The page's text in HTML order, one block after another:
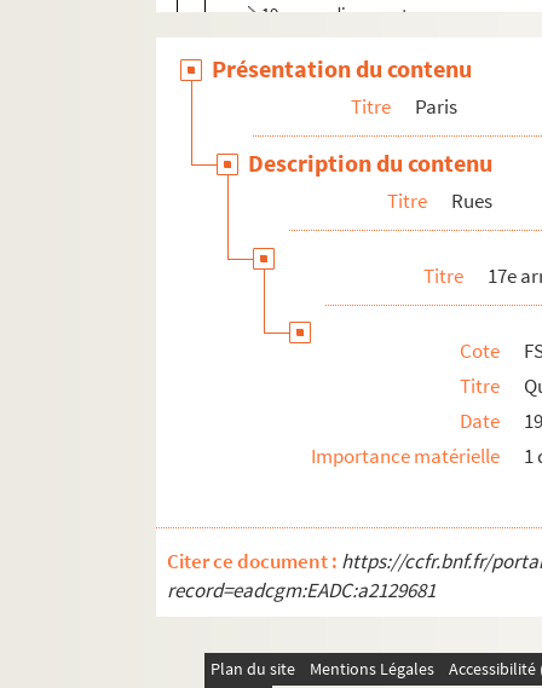
19e arrondissement
Bois, parcs et jardins
La Seine
Lieux officiels et culturels
Équipements sportifs
Vie quotidienne
Présentation du contenu
Titre Paris
Description du contenu
Titre Rues
Titre 17e
Cote
Titre
Date
Importance matérielle
1
Citer ce document : https://ccfr.bnf.fr/
record=eadcgm:EADC:a2129681
Plan du site Mentions Légales